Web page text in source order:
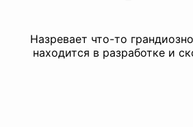
Назревает что-то
находится в разработке и